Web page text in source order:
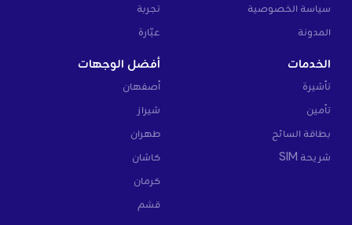
سياسة الخصوصية
المدونة
تجربة
عبّارة
الخدمات
تأشيرة
تأمين
بطاقة السائح
شريحة SIM
أفضل الوجهات
أصفهان
شيراز
طهران
كاشان
كرمان
قشم